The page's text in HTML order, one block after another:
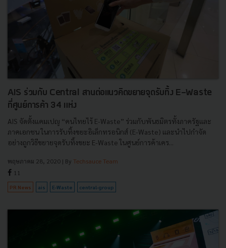
AIS ร่วมกับ Central สานต่อเเนวคิดขยายจุดรับทิ้ง E-Waste
ที่ศูนย์การค้า 34 แห่ง
AIS จัดตั้งแคมเปญ “คนไทยไร้ E-Waste” ร่วมกับพันธมิตรทั้งภาครัฐและ
ภาคเอกชน ในการรับทิ้งขยะอิเล็กทรอนิกส์ (E-Waste) และนำไปกำจัด
อย่างถูกวิธีขยายจุดรับทิ้งขยะ E-Waste ในศูนย์การค้าเคร...
พฤษภาคม 28, 2020 | By Techsauce Team
11
PR News ais E-Waste central-group